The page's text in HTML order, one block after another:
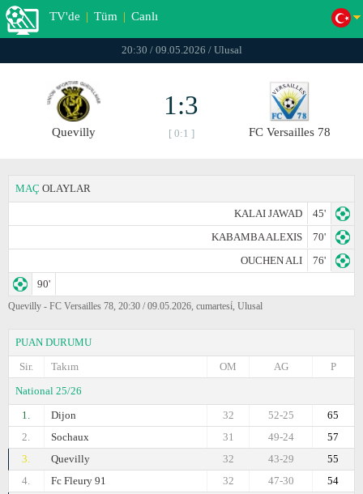
TV'de | Tüm | Canlı
20:30 / 09.05.2026 / Ulusal
Quevilly
1:3
[ 0:1 ] FC Versailles 78
MAÇ OLAYLAR
KALAI JAWAD
45'
KABAMBA ALEXIS
70'
OUCHEN ALI
76'
90'
Quevilly - FC Versailles 78, 20:30 / 09.05.2026, cumartesi̇, Ulusal
PUAN DURUMU
Sir.
Takım P
AG
OM
National 25/26
1.
Dijon 65
52-25
32
2.
Sochaux 57
49-24
31
3.
Quevilly 55
43-29
32
4.
Fc Fleury 91 54
47-30
32